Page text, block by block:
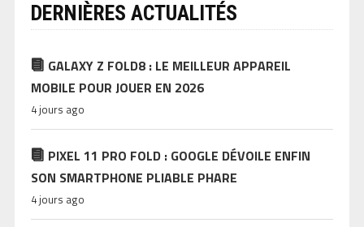
DERNIÈRES ACTUALITÉS
GALAXY Z FOLD8 : LE MEILLEUR APPAREIL
MOBILE POUR JOUER EN 2026
4 jours ago
PIXEL 11 PRO FOLD : GOOGLE DÉVOILE ENFIN
SON SMARTPHONE PLIABLE PHARE
4 jours ago